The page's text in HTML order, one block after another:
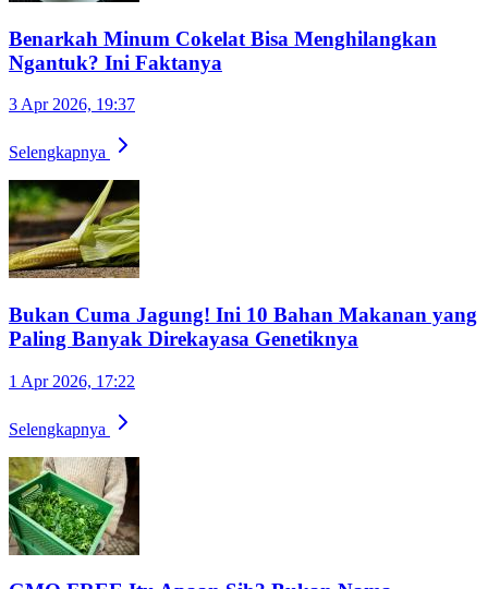
Benarkah Minum Cokelat Bisa Menghilangkan
Ngantuk? Ini Faktanya
3 Apr 2026, 19:37
Selengkapnya
Bukan Cuma Jagung! Ini 10 Bahan Makanan yang
Paling Banyak Direkayasa Genetiknya
1 Apr 2026, 17:22
Selengkapnya